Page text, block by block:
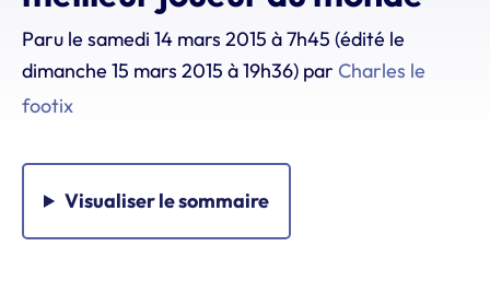
Paru le samedi 14 mars 2015 à 7h45 (édité le
dimanche 15 mars 2015 à 19h36) par Charles le
footix
Visualiserle sommaire